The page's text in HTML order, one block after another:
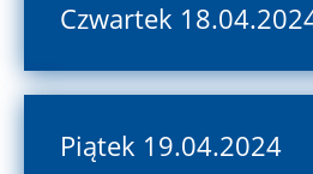
Czwartek
Piątek 19.04.2024